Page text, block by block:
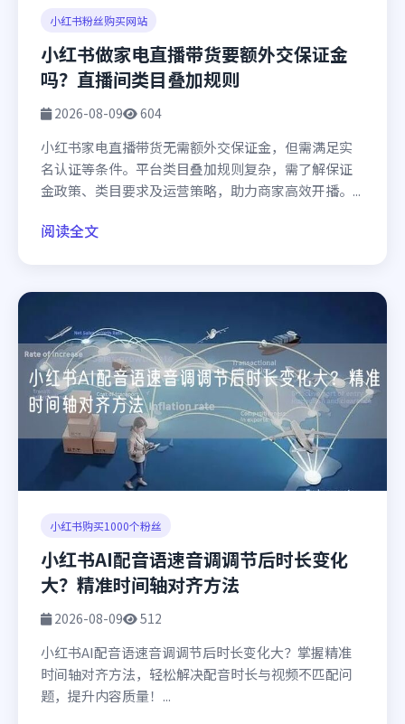
小红书粉丝购买网站
小红书做家电直播带货要额外交保证金
吗？直播间类目叠加规则
2026-08-09 604
小红书家电直播带货无需额外交保证金，但需满足实
名认证等条件。平台类目叠加规则复杂，需了解保证
金政策、类目要求及运营策略，助力商家高效开播。...
阅读全文
小红书购买1000个粉丝
小红书AI配音语速音调调节后时长变化
大？精准时间轴对齐方法
2026-08-09 512
小红书AI配音语速音调调节后时长变化大？掌握精准
时间轴对齐方法，轻松解决配音时长与视频不匹配问
题，提升内容质量！...